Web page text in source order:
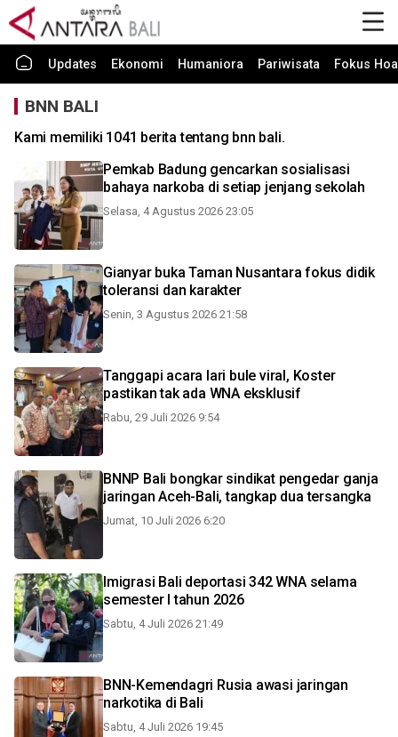
Updates Ekonomi Humaniora Pariwisata Fokus
BNN BALI
Kami memiliki 1041 berita tentang bnn bali.
Pemkab Badung gencarkan sosialisasi
bahaya narkoba di setiap jenjang sekolah
Selasa, 4 Agustus 2026 23:05
Gianyar buka Taman Nusantara fokus didik
toleransi dan karakter
Senin, 3 Agustus 2026 21:58
Tanggapi acara lari bule viral, Koster
pastikan tak ada WNA eksklusif
Rabu, 29 Juli 2026 9:54
BNNP Bali bongkar sindikat pengedar ganja
jaringan Aceh-Bali, tangkap dua tersangka
Jumat, 10 Juli 2026 6:20
Imigrasi Bali deportasi 342 WNA selama
semester I tahun 2026
Sabtu, 4 Juli 2026 21:49
BNN-Kemendagri Rusia awasi jaringan
narkotika di Bali
Sabtu, 4 Juli 2026 19:45